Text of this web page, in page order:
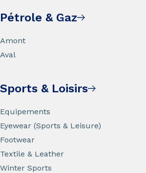
Pétrole & Gaz
Amont
Aval
Sports & Loisirs
Equipements
Eyewear (Sports & Leisure)
Footwear
Textile & Leather
Winter Sports